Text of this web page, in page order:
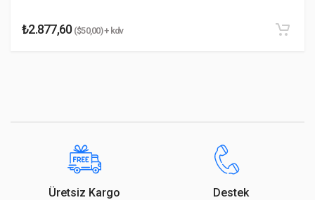
₺2.877,60($50,00) + kdv
Üretsiz Kargo Destek